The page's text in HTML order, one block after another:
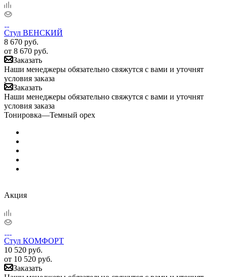
Стул ВЕНСКИЙ
8 670 руб.
от 8 670 руб.
Заказать
Наши менеджеры обязательно свяжутся с вами и уточнят
условия заказа
Заказать
Наши менеджеры обязательно свяжутся с вами и уточнят
условия заказа
Тонировка—Темный орех
Акция
Стул КОМФОРТ
10 520 руб.
от 10 520 руб.
Заказать